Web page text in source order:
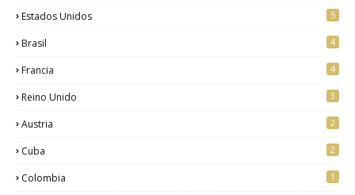
Estados Unidos 5
Brasil 4
Francia 4
Reino Unido 3
Austria 2
Cuba 2
Colombia 1